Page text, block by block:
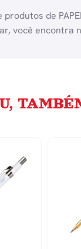
produtos de
você encontra